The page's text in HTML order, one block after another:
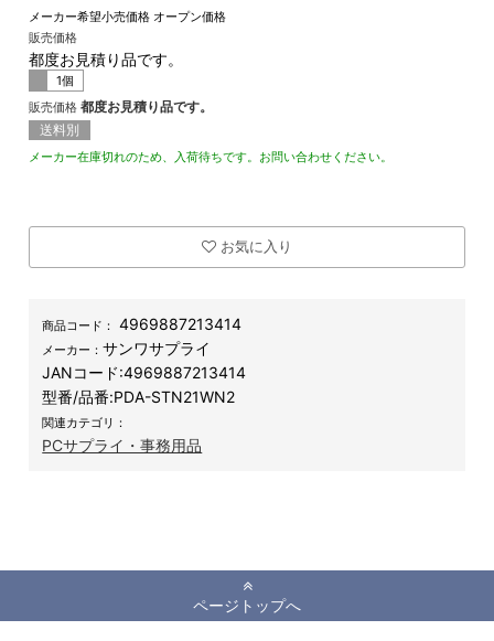
メーカー希望小売価格 オープン価格
販売価格
都度お見積り品です。
1個
販売価格 都度お見積り品です。
送料別
メーカー在庫切れのため、入荷待ちです。お問い合わせください。
お気に入り
商品コード： 4969887213414
メーカー：サンワサプライ
JANコード:4969887213414
型番/品番:PDA-STN21WN2
関連カテゴリ：
PCサプライ・事務用品
ページトップへ